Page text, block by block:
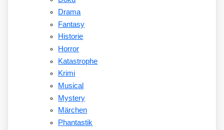
Drama
Fantasy
Historie
Horror
Katastrophe
Krimi
Musical
Mystery
Märchen
Phantastik